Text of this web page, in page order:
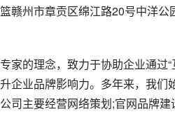
赣州市章贡区绵江路20号中洋
的理念，致力于协助企业通过“
企业品牌影响力。多年来，我们
司主要经营网络策划;官网品牌